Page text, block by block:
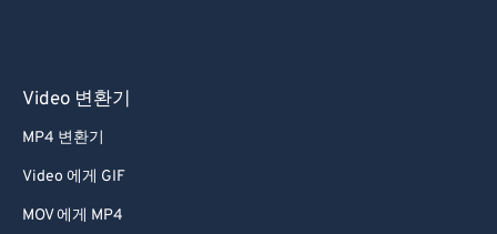
Video 변환기
MP4 변환기
Video 에게 GIF
MOV 에게 MP4